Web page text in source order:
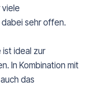
sehr offen.
ideal zur
In Kombination mit
das